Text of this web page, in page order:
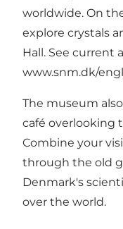
worldwide. On
explore crystals
Hall. See current
www.snm.dk/
The museum
café overlooking
Combine your
through the old
Denmark's
over the world.